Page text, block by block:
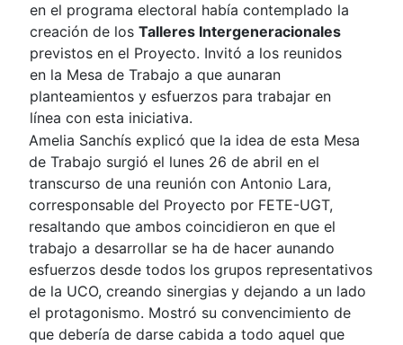
en el programa electoral había contemplado la
creación de los Talleres Intergeneracionales
previstos en el Proyecto. Invitó a los reunidos
en la Mesa de Trabajo a que aunaran
planteamientos y esfuerzos para trabajar en
línea con esta iniciativa.
Amelia Sanchís explicó que la idea de esta Mesa
de Trabajo surgió el lunes 26 de abril en el
transcurso de una reunión con Antonio Lara,
corresponsable del Proyecto por FETE-UGT,
resaltando que ambos coincidieron en que el
trabajo a desarrollar se ha de hacer aunando
esfuerzos desde todos los grupos representativos
de la UCO, creando sinergias y dejando a un lado
el protagonismo. Mostró su convencimiento de
que debería de darse cabida a todo aquel que